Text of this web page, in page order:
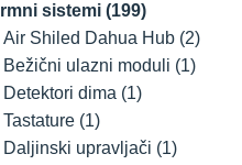
sistemi (199)
Air Shiled Dahua Hub (2)
Bežični ulazni moduli (1)
Detektori dima (1)
Tastature (1)
Daljinski upravljači (1)